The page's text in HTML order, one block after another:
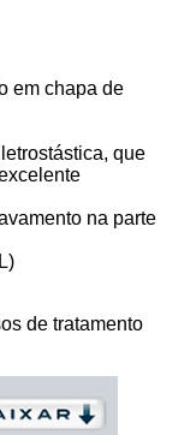
em chapa de
que
na parte
de tratamento